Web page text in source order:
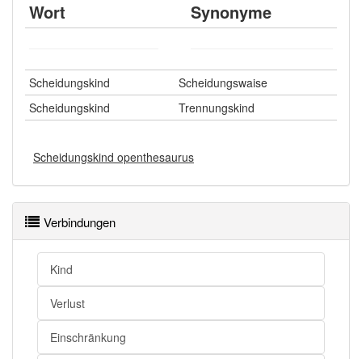
Wort Synonyme
Scheidungskind
Scheidungswaise
Scheidungskind
Trennungskind
Scheidungskind openthesaurus
Verbindungen
Kind
Verlust
Einschränkung